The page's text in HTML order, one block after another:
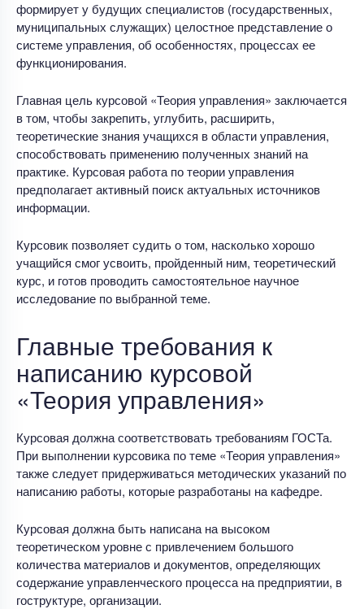
формирует у будущих специалистов (государственных,
муниципальных служащих) целостное представление о
системе управления, об особенностях, процессах ее
функционирования.
Главная цель курсовой «Теория управления» заключается
в том, чтобы закрепить, углубить, расширить,
теоретические знания учащихся в области управления,
способствовать применению полученных знаний на
практике. Курсовая работа по теории управления
предполагает активный поиск актуальных источников
информации.
Курсовик позволяет судить о том, насколько хорошо
учащийся смог усвоить, пройденный ним, теоретический
курс, и готов проводить самостоятельное научное
исследование по выбранной теме.
Главные требования к
написанию курсовой
«Теория управления»
Курсовая должна соответствовать требованиям ГОСТа.
При выполнении курсовика по теме «Теория управления»
также следует придерживаться методических указаний по
написанию работы, которые разработаны на кафедре.
Курсовая должна быть написана на высоком
теоретическом уровне с привлечением большого
количества материалов и документов, определяющих
содержание управленческого процесса на предприятии, в
гоструктуре, организации.